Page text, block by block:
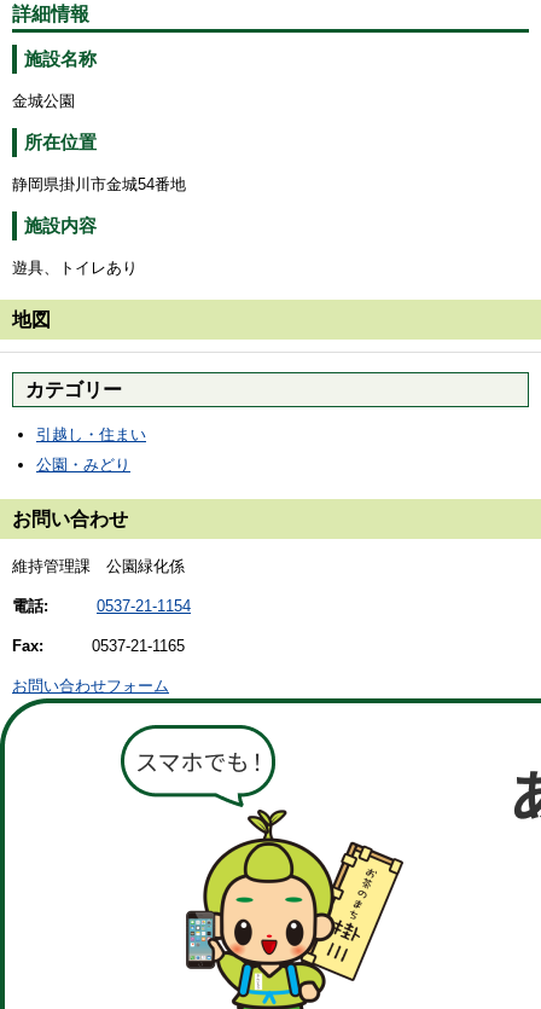
詳細情報
施設名称
金城公園
所在位置
静岡県掛川市金城54番地
施設内容
遊具、トイレあり
地図
カテゴリー
引越し・住まい
公園・みどり
お問い合わせ
維持管理課 公園緑化係
電話: 0537-21-1154
Fax: 0537-21-1165
お問い合わせフォーム